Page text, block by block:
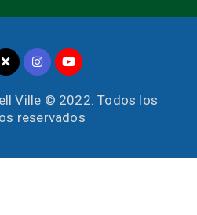
Ville © 2022. Todos los
reservados